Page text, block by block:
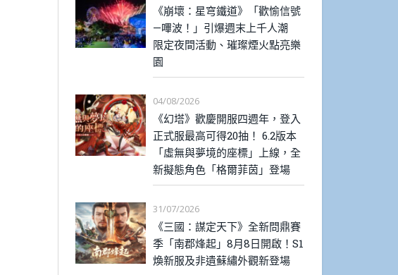
《崩壞：星穹鐵道》「歡愉信號
—嗶波！」引爆週末上千人潮
限定夜間活動、璀璨煙火點亮樂
園
04/08/2026
《幻塔》歡慶開服四週年，登入
正式服最高可得20抽！ 6.2版本
「虛無與夢境的座標」上線，全
新擬態角色「格爾菲茵」登場
31/07/2026
《三國：謀定天下》全新問鼎賽
季「南郡烽起」8月8日開啟！S1
煥新服及非遺蘇繡外觀新登場